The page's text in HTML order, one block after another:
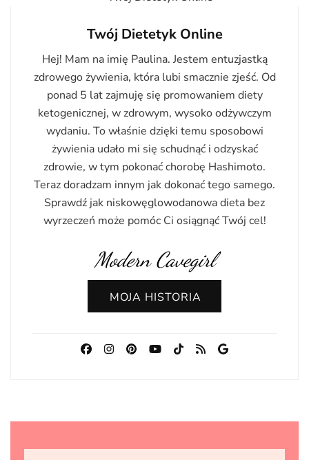
Twój Dietetyk Online
Hej! Mam na imię Paulina. Jestem entuzjastką
zdrowego żywienia, która lubi smacznie zjeść. Od
ponad 5 lat zajmuję się promowaniem diety
ketogenicznej, w zdrowym, wysoko odżywczym
wydaniu. To właśnie dzięki temu sposobowi
żywienia udało mi się schudnąć i odzyskać
zdrowie, w tym pokonać chorobę Hashimoto.
Teraz doradzam innym jak dokonać tego samego.
Sprawdź jak niskowęglowodanowa dieta bez
wyrzeczeń może pomóc Ci osiągnąć Twój cel!
Modern Cavegirl
MOJA HISTORIA